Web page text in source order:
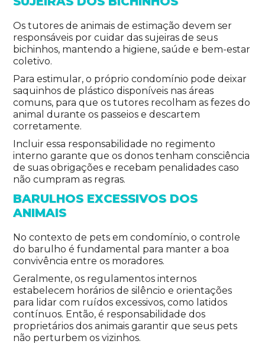
Os tutores de animais de estimação devem ser
responsáveis por cuidar das sujeiras de seus
bichinhos, mantendo a higiene, saúde e bem-estar
coletivo.
Para estimular, o próprio condomínio pode deixar
saquinhos de plástico disponíveis nas áreas
comuns, para que os tutores recolham as fezes do
animal durante os passeios e descartem
corretamente.
Incluir essa responsabilidade no regimento
interno garante que os donos tenham consciência
de suas obrigações e recebam penalidades caso
não cumpram as regras.
BARULHOS EXCESSIVOS DOS
ANIMAIS
No contexto de pets em condomínio, o controle
do barulho é fundamental para manter a boa
convivência entre os moradores.
Geralmente, os regulamentos internos
estabelecem horários de silêncio e orientações
para lidar com ruídos excessivos, como latidos
contínuos. Então, é responsabilidade dos
proprietários dos animais garantir que seus pets
não perturbem os vizinhos.